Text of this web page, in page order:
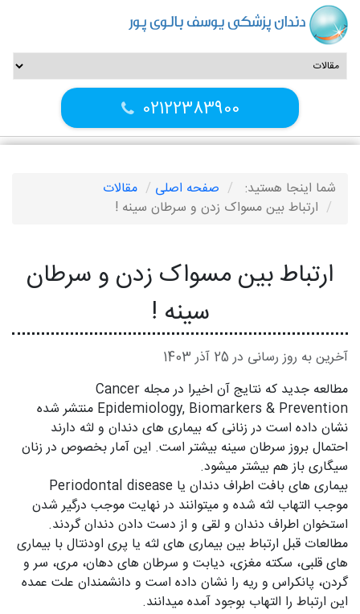
دندان پزشکی یوسف بالوی پور
02122383900
شما اینجا هستید: صفحه اصلی
مقالات
ارتباط بین مسواک زدن و سرطان سینه !
ارتباط بین مسواک زدن و سرطان
سینه !
آخرین به روز رسانی در 25 آذر 1403
مطالعه جدید که نتایج آن اخیرا در مجله Cancer
Epidemiology, Biomarkers & Prevention منتشر شده
نشان داده است در زنانی که بیماری های دندان و لثه دارند
احتمال بروز سرطان سینه بیشتر است. این آمار بخصوص در زنان
سیگاری باز هم بیشتر میشود.
بیماری های بافت اطراف دندان یا Periodontal disease
موجب التهاب لثه شده و میتوانند در نهایت موجب درگیر شدن
استخوان اطراف دندان و لقی و از دست دادن دندان گردند.
مطالعات قبل ارتباط بین بیماری های لثه یا پری اودنتال با بیماری
های قلبی، سکته مغزی، دیابت و سرطان های دهان، مری، سر و
گردن، پانکراس و ریه را نشان داده است و دانشمندان علت عمده
این ارتباط را التهاب بوجود آمده میدانند.